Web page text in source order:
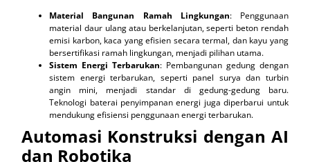
Material Bangunan Ramah Lingkungan: Penggunaan
material daur ulang atau berkelanjutan, seperti beton rendah
emisi karbon, kaca yang efisien secara termal, dan kayu yang
bersertifikasi ramah lingkungan, menjadi pilihan utama.
Sistem Energi Terbarukan: Pembangunan gedung dengan
sistem energi terbarukan, seperti panel surya dan turbin
angin mini, menjadi standar di gedung-gedung baru.
Teknologi baterai penyimpanan energi juga diperbarui untuk
mendukung efisiensi penggunaan energi terbarukan.
Automasi Konstruksi dengan AI
dan Robotika